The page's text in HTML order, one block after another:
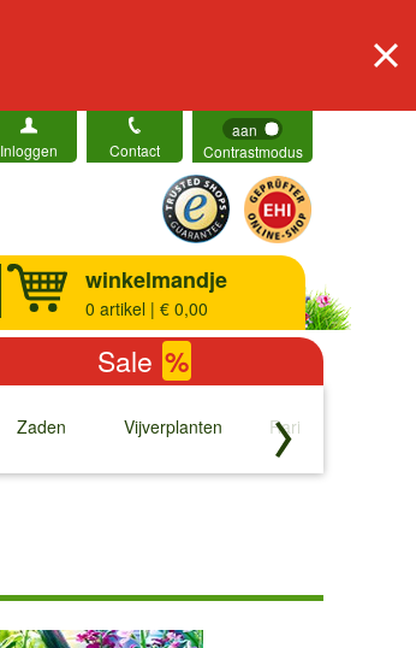
Inloggen Contact
aan
Contrastmodus
winkelmandje
0 artikel | € 0,00
Sale %
Zaden Vijverplanten
↓
Rariteiten
↓